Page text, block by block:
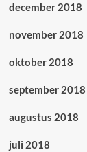
december 2018
november 2018
oktober 2018
september 2018
augustus 2018
juli 2018